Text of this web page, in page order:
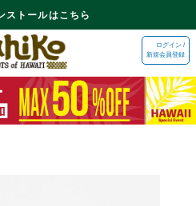
ストールはこちら
ログイン /
新規会員登録